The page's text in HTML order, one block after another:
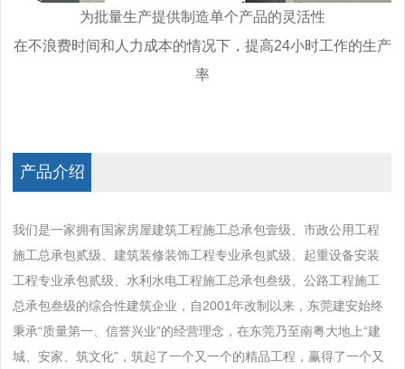
为批量生产提供制造单个产品的灵活性
在不浪费时间和人力成本的情况下，提高24小时工作的生产
率
产品介绍
我们是一家拥有国家房屋建筑工程施工总承包壹级、市政公用工程
施工总承包贰级、建筑装修装饰工程专业承包贰级、起重设备安装
工程专业承包贰级、水利水电工程施工总承包叁级、公路工程施工
总承包叁级的综合性建筑企业，自2001年改制以来，东莞建安始终
秉承“质量第一、信誉兴业”的经营理念，在东莞乃至南粤大地上“建
城、安家、筑文化”，筑起了一个又一个的精品工程，赢得了一个又